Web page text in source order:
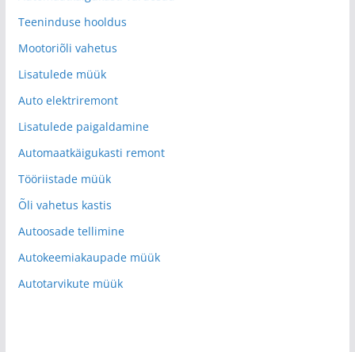
Teeninduse hooldus
Mootoriõli vahetus
Lisatulede müük
Auto elektriremont
Lisatulede paigaldamine
Automaatkäigukasti remont
Tööriistade müük
Õli vahetus kastis
Autoosade tellimine
Autokeemiakaupade müük
Autotarvikute müük